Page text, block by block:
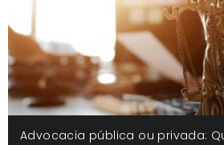
Advocacia pública ou privada: